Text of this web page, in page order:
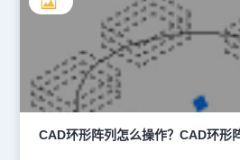
CAD环形阵列怎么操作？CAD环形